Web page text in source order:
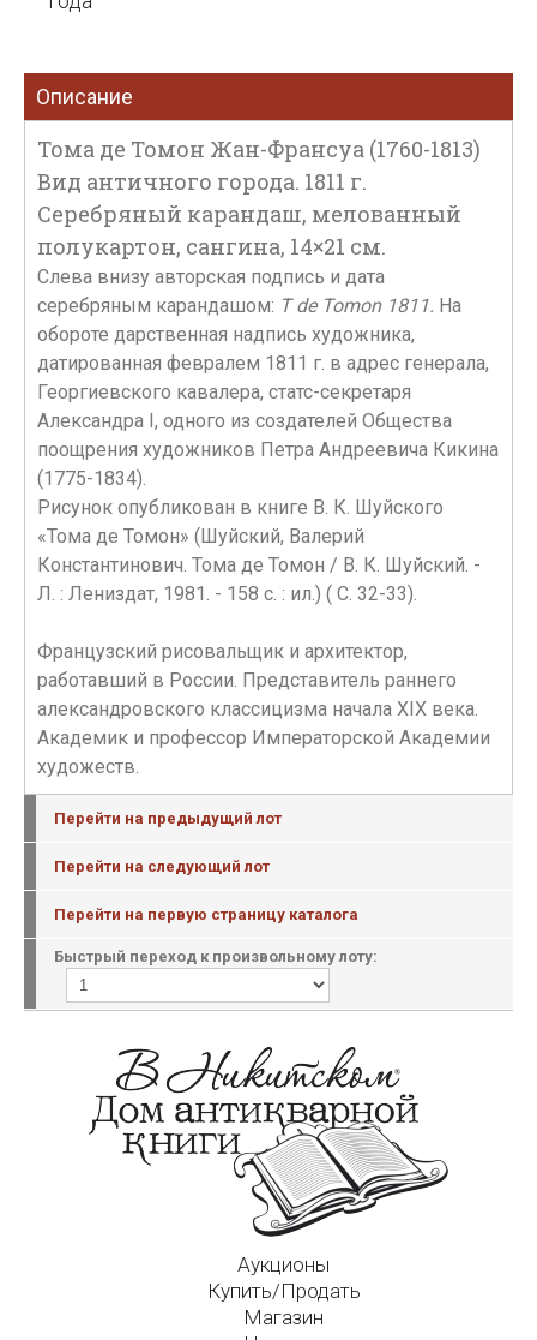
Описание
Тома де Томон Жан-Франсуа (1760-1813)
Вид античного города. 1811 г.
Серебряный карандаш, мелованный
полукартон, сангина, 14×21 см.
Слева внизу авторская подпись и дата
серебряным карандашом: T de Tomon 1811. На
обороте дарственная надпись художника,
датированная февралем 1811 г. в адрес генерала,
Георгиевского кавалера, статс-секретаря
Александра I, одного из создателей Общества
поощрения художников Петра Андреевича Кикина
(1775-1834).
Рисунок опубликован в книге В. К. Шуйского
«Тома де Томон» (Шуйский, Валерий
Константинович. Тома де Томон / В. К. Шуйский. -
Л. : Лениздат, 1981. - 158 с. : ил.) ( С. 32-33).
Французский рисовальщик и архитектор,
работавший в России. Представитель раннего
александровского классицизма начала XIX века.
Академик и профессор Императорской Академии
художеств.
Перейти на предыдущий лот
Перейти на следующий лот
Перейти на первую страницу каталога
Быстрый переход к произвольному лоту:
Аукционы
Купить/Продать
Магазин